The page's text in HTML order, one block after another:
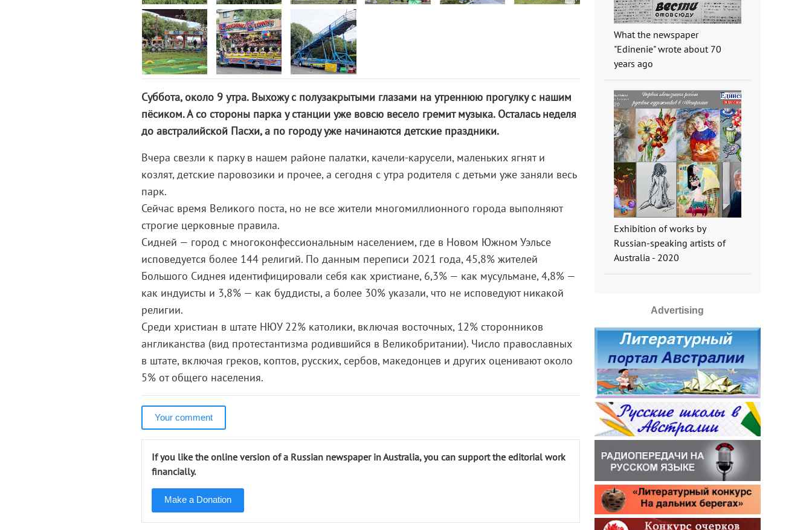
Суббота, около 9 утра. Выхожу с полузакрытыми глазами на утреннюю прогулку с нашим
пёсиком. А со стороны парка у станции уже вовсю весело гремит музыка. Осталась неделя
до австралийской Пасхи, а по городу уже начинаются детские праздники.
Вчера свезли к парку в нашем районе палатки, качели-карусели, маленьких ягнят и
козлят, детские паровозики и прочее, а сегодня с утра родителя с детьми уже заняли весь
парк.
Сейчас время Великого поста, но не все жители многомиллионного города выполняют
строгие церковные правила.
Сидней — город с многоконфессиональным населением, где в Новом Южном Уэльсе
исповедуется более 144 религий. По данным переписи 2021 года, 45,8% жителей
Большого Сиднея идентифицировали себя как христиане, 6,3% — как мусульмане, 4,8% —
как индуисты и 3,8% — как буддисты, а более 30% указали, что не исповедуют никакой
религии.
Среди христиан в штате НЮУ 22% католики, включая восточных, 12% сторонников
англиканства (вид протестантизма родившийся в Великобритании). Число православных
в штате, включая греков, коптов, русских, сербов, македонцев и других оценивают около
5% от общего населения.
Your comment
If you like the online version of a Russian newspaper in Australia, you can support the editorial work
financially.
Make a Donation
What the newspaper
"Edinenie" wrote about 70
years ago
Exhibition of works by
Russian-speaking artists of
Australia - 2020
Advertising